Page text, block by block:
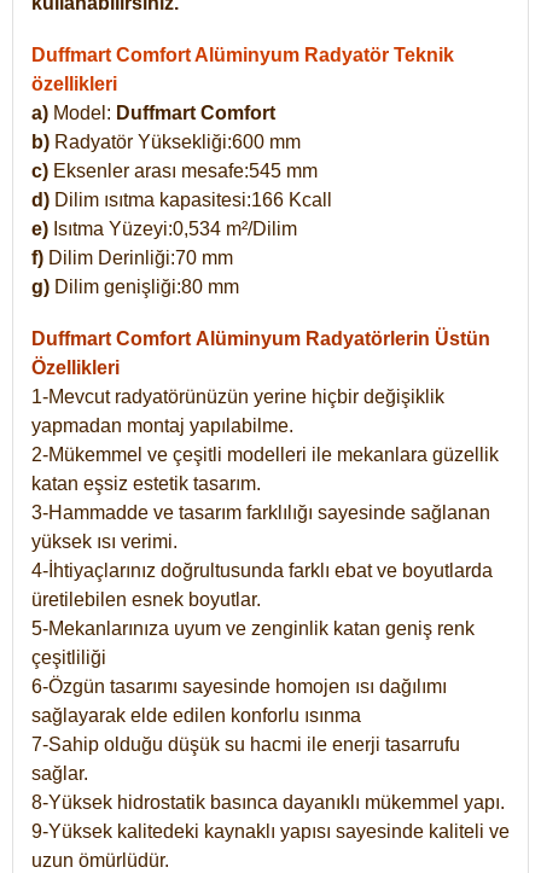
Duffmart Comfort Alüminyum Radyatör Teknik
özellikleri
a) Model: Duffmart Comfort
b) Radyatör Yüksekliği:600 mm
c) Eksenler arası mesafe:545 mm
d) Dilim ısıtma kapasitesi:166 Kcall
e) Isıtma Yüzeyi:0,534 m²/Dilim
f) Dilim Derinliği:70 mm
g) Dilim genişliği:80 mm
Duffmart Comfort Alüminyum Radyatörlerin Üstün
Özellikleri
1-Mevcut radyatörünüzün yerine hiçbir değişiklik
yapmadan montaj yapılabilme.
2-Mükemmel ve çeşitli modelleri ile mekanlara güzellik
katan eşsiz estetik tasarım.
3-Hammadde ve tasarım farklılığı sayesinde sağlanan
yüksek ısı verimi.
4-İhtiyaçlarınız doğrultusunda farklı ebat ve boyutlarda
üretilebilen esnek boyutlar.
5-Mekanlarınıza uyum ve zenginlik katan geniş renk
çeşitliliği
6-Özgün tasarımı sayesinde homojen ısı dağılımı
sağlayarak elde edilen konforlu ısınma
7-Sahip olduğu düşük su hacmi ile enerji tasarrufu
sağlar.
8-Yüksek hidrostatik basınca dayanıklı mükemmel yapı.
9-Yüksek kalitedeki kaynaklı yapısı sayesinde kaliteli ve
uzun ömürlüdür.